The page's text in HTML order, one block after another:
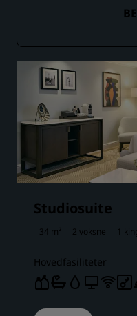
Studiosuite
34 m² 2 voksne 1
Hovedfasiliteter